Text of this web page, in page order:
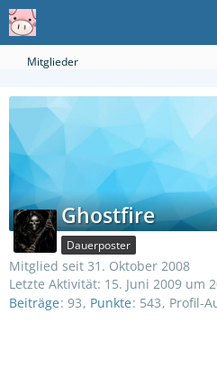
Mitglieder
Ghostfire
Dauerposter
Mitglied seit 31. Oktober 2008
Letzte Aktivität: 15. Juni 2009 um
Beiträge 93 Punkte 543 Profil-